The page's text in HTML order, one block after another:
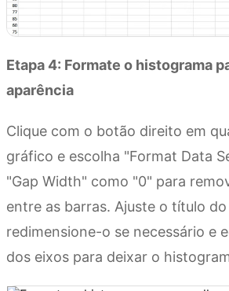
Etapa 4: Formate o histograma
aparência
Clique com o botão direito em
gráfico e escolha "Format Data
"Gap Width" como "0" para
entre as barras. Ajuste o título
redimensione-o se necessário e
dos eixos para deixar o